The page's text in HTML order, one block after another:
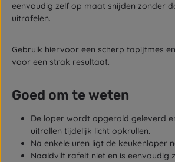
eenvoudig zelf op maat snijden zonder
uitrafelen.
Gebruik hiervoor een scherp tapijtmes
voor een strak resultaat.
Goed om te weten
De loper wordt opgerold geleverd
uitrollen tijdelijk licht opkrullen.
Na enkele uren ligt de keukenloper
Naaldvilt rafelt niet en is eenvoudig